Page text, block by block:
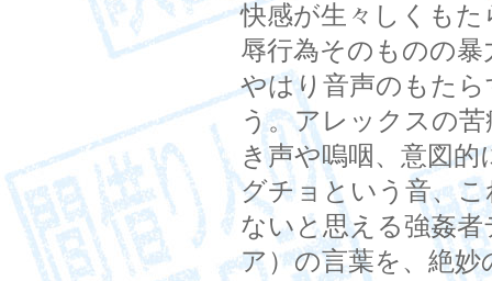
快感が生々しくも
辱行為そのものの
やはり音声のもた
う。アレックスの
き声や嗚咽、意図
グチョという音、
ないと思える強姦
ア）の言葉を、絶